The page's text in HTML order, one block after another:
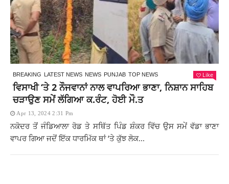
BREAKING LATEST NEWS NEWS PUNJAB TOP NEWS Like
ਵਿਸਾਖੀ ‘ਤੇ 2 ਨੌਜਵਾਨਾਂ ਨਾਲ ਵਾਪਰਿਆ ਭਾਣਾ, ਨਿਸ਼ਾਨ ਸਾਹਿਬ
ਚੜਾਉਣ ਸਮੇਂ ਲੱਗਿਆ ਕ.ਰੰਟ, ਹੋਈ ਮੌ.ਤ
Apr 13, 2024 2:31 Pm
ਨਕੋਦਰ ਤੋਂ ਜੰਡਿਆਲਾ ਰੋਡ ਤੇ ਸਥਿੱਤ ਪਿੰਡ ਸ਼ੰਕਰ ਵਿੱਚ ਉਸ ਸਮੇਂ ਵੱਡਾ ਭਾਣਾ
ਵਾਪਰ ਗਿਆ ਜਦੋਂ ਇੱਕ ਧਾਰਮਿੱਕ ਥਾਂ ‘ਤੇ ਕੁੱਝ ਲੋਕ...